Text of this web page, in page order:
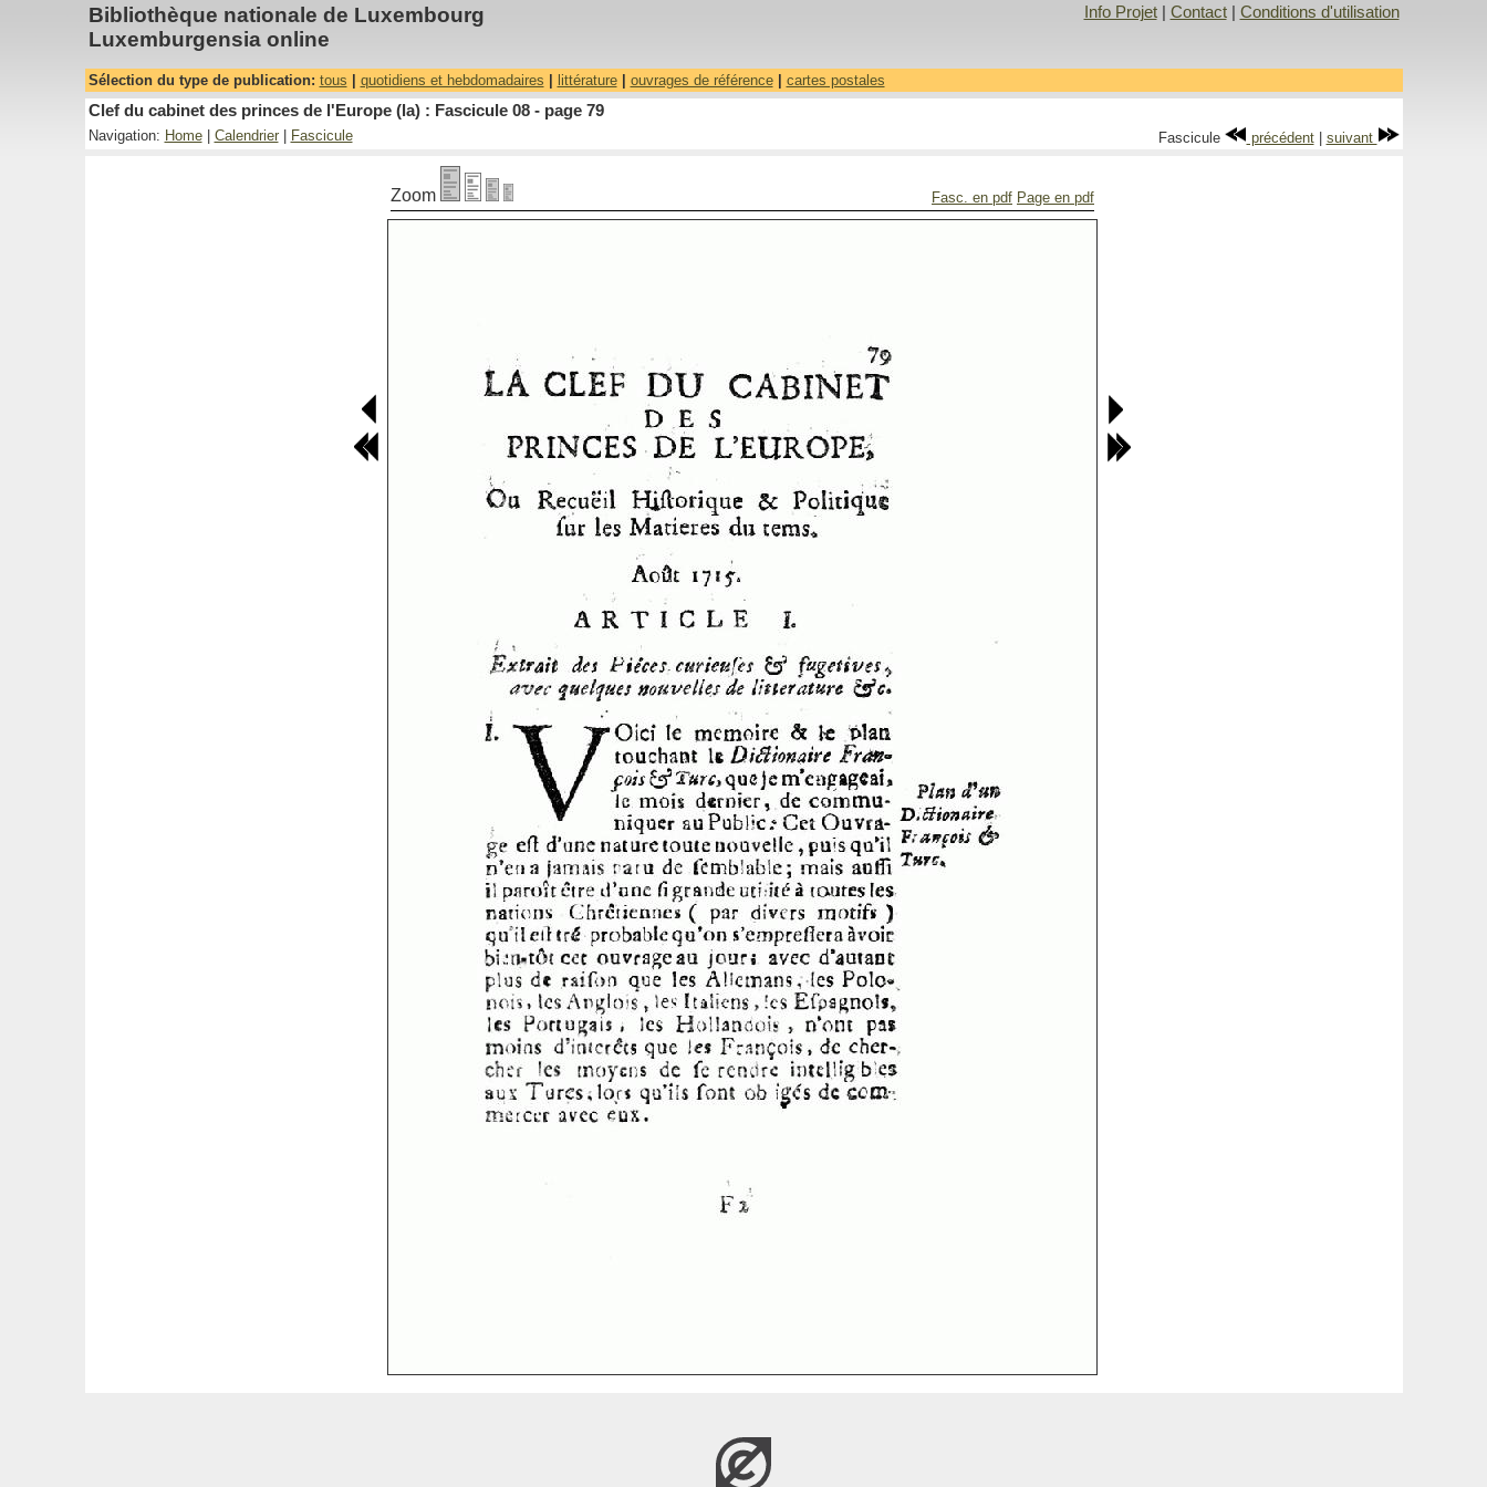
Bibliothèque nationale de Luxembourg
Luxemburgensia online
Info Projet| Contact| Conditions d'utilisation
Sélection du type de publication: tous quotidiens et hebdomadaires littérature| ouvrages de référence| cartes postales
Clef du cabinet des princes de l'Europe (la) : Fascicule 08 - page 79
Navigation: Home| Calendrier| Fascicule Fascicule précédent| suivant
Zoom Fasc. en pdf Page en pdf